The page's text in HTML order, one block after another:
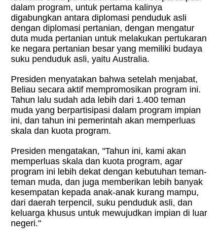
dalam program, untuk pertama kalinya
digabungkan antara diplomasi penduduk asli
dengan diplomasi pertanian, dengan mengatur
duta muda pertanian untuk melakukan pertukaran
ke negara pertanian besar yang memiliki budaya
suku penduduk asli, yaitu Australia.
Presiden menyatakan bahwa setelah menjabat,
Beliau secara aktif mempromosikan program ini.
Tahun lalu sudah ada lebih dari 1.400 teman
muda yang berpartisipasi dalam program impian
ini, dan tahun ini pemerintah akan memperluas
skala dan kuota program.
Presiden mengatakan, "Tahun ini, kami akan
memperluas skala dan kuota program, agar
program ini lebih dekat dengan kebutuhan teman-
teman muda, dan juga memberikan lebih banyak
kesempatan kepada anak-anak kurang mampu,
dari daerah terpencil, suku penduduk asli, dan
keluarga khusus untuk mewujudkan impian di luar
negeri."